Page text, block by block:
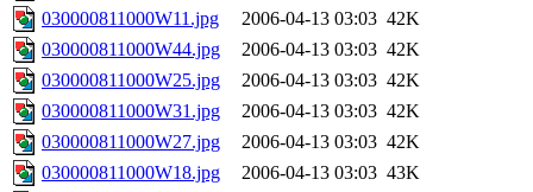
030000811000W11.jpg
2006-04-13 03:03 42K
030000811000W44.jpg
2006-04-13 03:03 42K
030000811000W25.jpg
2006-04-13 03:03 42K
030000811000W31.jpg
2006-04-13 03:03 42K
030000811000W27.jpg
2006-04-13 03:03 42K
030000811000W18.jpg
2006-04-13 03:03 43K